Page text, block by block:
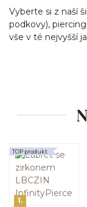
Vyberte si z naší
podkovy),
vše v té nejvyšší
1.
TOP produkt